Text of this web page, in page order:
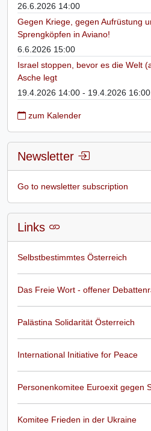
26.6.2026 14:00
Gegen Kriege, gegen Aufrüstung
Sprengköpfen in Aviano!
6.6.2026 15:00
Israel stoppen, bevor es die Welt
Asche legt
19.4.2026 14:00 - 19.4.2026 16:00
zum Kalender
Newsletter
Go to newsletter subscription
Links
Selbstbestimmtes Österreich
Das Freie Wort - offener
Palästina Solidarität Österreich
International Initiative for Peace
Personenkomitee Euroexit gegen
Komitee Frieden in der Ukraine